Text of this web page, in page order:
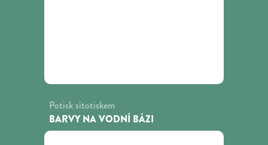
Potisk sítotiskem
BARVY NA VODNÍ BÁZI